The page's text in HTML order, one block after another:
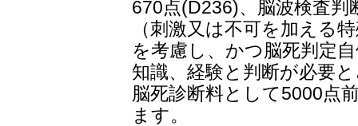
670点(D236)、脳波検査
（刺激又は不可を加える
を考慮し、かつ脳死判定
知識、経験と判断が必要
脳死診断料として5000点
ます。